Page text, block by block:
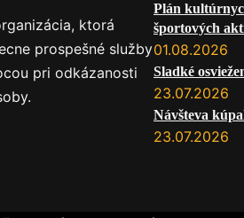
ktorá
prospešné služby
pri odkázanosti
Plán
športových
služby na
01.08.2026
Sladké
23.07.2026
Návšteva
23.07.2026